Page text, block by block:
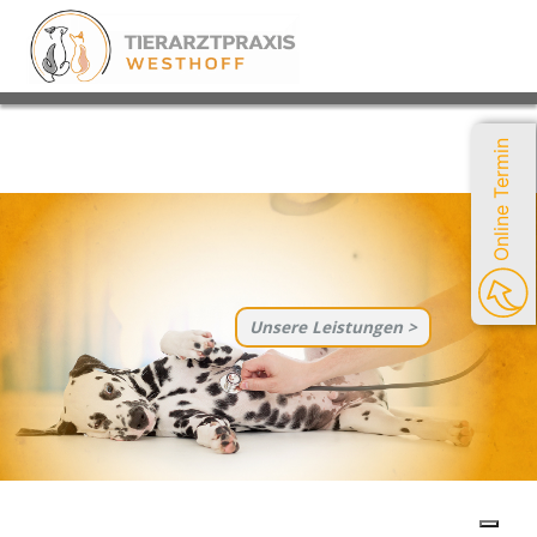
Online Termin
Unsere Leistungen >